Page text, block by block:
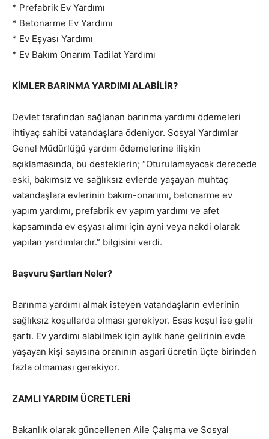
* Prefabrik Ev Yardımı
* Betonarme Ev Yardımı
* Ev Eşyası Yardımı
* Ev Bakım Onarım Tadilat Yardımı
KİMLER BARINMA YARDIMI ALABİLİR?
Devlet tarafından sağlanan barınma yardımı ödemeleri
ihtiyaç sahibi vatandaşlara ödeniyor. Sosyal Yardımlar
Genel Müdürlüğü yardım ödemelerine ilişkin
açıklamasında, bu desteklerin; “Oturulamayacak derecede
eski, bakımsız ve sağlıksız evlerde yaşayan muhtaç
vatandaşlara evlerinin bakım-onarımı, betonarme ev
yapım yardımı, prefabrik ev yapım yardımı ve afet
kapsamında ev eşyası alımı için ayni veya nakdi olarak
yapılan yardımlardır.” bilgisini verdi.
Başvuru Şartları Neler?
Barınma yardımı almak isteyen vatandaşların evlerinin
sağlıksız koşullarda olması gerekiyor. Esas koşul ise gelir
şartı. Ev yardımı alabilmek için aylık hane gelirinin evde
yaşayan kişi sayısına oranının asgari ücretin üçte birinden
fazla olmaması gerekiyor.
ZAMLI YARDIM ÜCRETLERİ
Bakanlık olarak güncellenen Aile Çalışma ve Sosyal